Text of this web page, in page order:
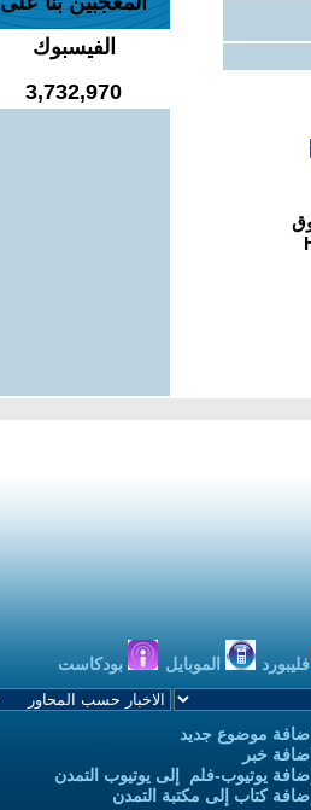
الفيسبوك
3,732,970
فليبورد الموبايل بودكاست
اضافة موضوع جديد
اضافة خبر
إضافة يوتيوب-فلم إلى يوتيوب التمدن
إضافة كتاب إلى مكتبة التمدن